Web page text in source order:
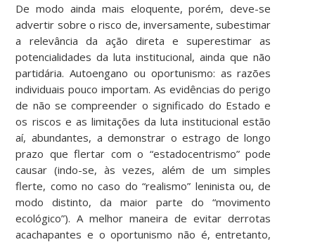
De modo ainda mais eloquente, porém, deve-se
advertir sobre o risco de, inversamente, subestimar
a relevância da ação direta e superestimar as
potencialidades da luta institucional, ainda que não
partidária. Autoengano ou oportunismo: as razões
individuais pouco importam. As evidências do perigo
de não se compreender o significado do Estado e
os riscos e as limitações da luta institucional estão
aí, abundantes, a demonstrar o estrago de longo
prazo que flertar com o “estadocentrismo” pode
causar (indo-se, às vezes, além de um simples
flerte, como no caso do “realismo” leninista ou, de
modo distinto, da maior parte do “movimento
ecológico”). A melhor maneira de evitar derrotas
acachapantes e o oportunismo não é, entretanto,